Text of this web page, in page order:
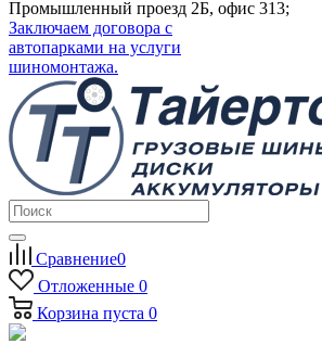
Промышленный проезд 2Б, офис 313;
Заключаем договора с
автопарками на услуги
шиномонтажа.
Сравнение0
Отложенные 0
Корзина пуста 0